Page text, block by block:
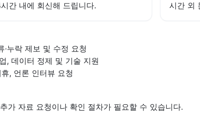
간 내에 회신해 드립니다.
시간 외
·누락 제보 및 수정 요청
, 데이터 정제 및 기술 지원
, 언론 인터뷰 요청
가 자료 요청이나 확인 절차가 필요할 수 있습니다.